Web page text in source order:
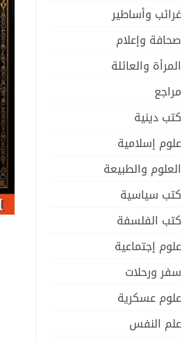
غرائب وأساطير
صحافة وإعلام
المرأة والعائلة
مراجع
كتب دينية
علوم إسلامية
العلوم والطبيعة
كتب سياسية
كتب الفلسفة
علوم إجتماعية
سفر ورحلات
علوم عسكرية
علم النفس